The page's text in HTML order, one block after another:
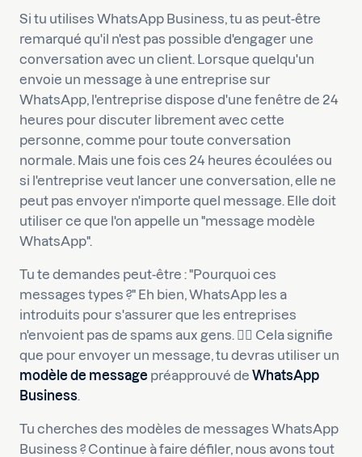
Si tu utilises WhatsApp Business, tu as peut-être
remarqué qu'il n'est pas possible d'engager une
conversation avec un client. Lorsque quelqu'un
envoie un message à une entreprise sur
WhatsApp, l'entreprise dispose d'une fenêtre de 24
heures pour discuter librement avec cette
personne, comme pour toute conversation
normale. Mais une fois ces 24 heures écoulées ou
si l'entreprise veut lancer une conversation, elle ne
peut pas envoyer n'importe quel message. Elle doit
utiliser ce que l'on appelle un "message modèle
WhatsApp".
Tu te demandes peut-être : "Pourquoi ces
messages types ?" Eh bien, WhatsApp les a
introduits pour s'assurer que les entreprises
n'envoient pas de spams aux gens. 🙅‍♂️ Cela signifie
que pour envoyer un message, tu devras utiliser un
modèle de message préapprouvé de WhatsApp
Business.
Tu cherches des modèles de messages WhatsApp
Business ? Continue à faire défiler, nous avons tout